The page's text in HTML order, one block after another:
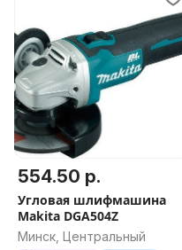
554.50 р.
Угловая шлифмашина
Makita DGA504Z
Минск, Центральный